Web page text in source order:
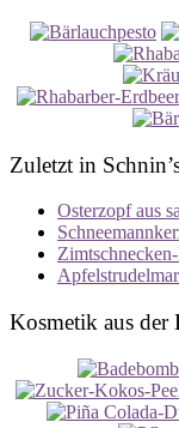
Zuletzt in
Osterzopf aus
Kosmetik aus der